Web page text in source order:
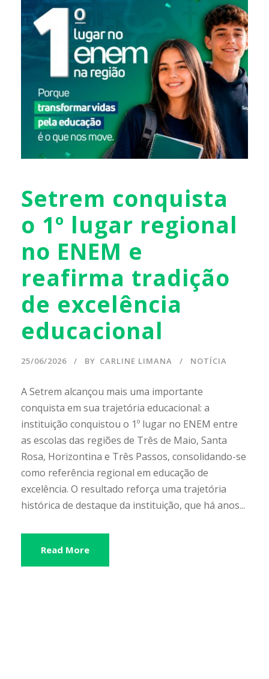
Setrem conquista
o 1º lugar regional
no ENEM e
reafirma tradição
de excelência
educacional
25/06/2026 BY CARLINE LIMANA NOTÍCIA
A Setrem alcançou mais uma importante
conquista em sua trajetória educacional: a
instituição conquistou o 1º lugar no ENEM entre
as escolas das regiões de Três de Maio, Santa
Rosa, Horizontina e Três Passos, consolidando-se
como referência regional em educação de
excelência. O resultado reforça uma trajetória
histórica de destaque da instituição, que há anos...
Read More